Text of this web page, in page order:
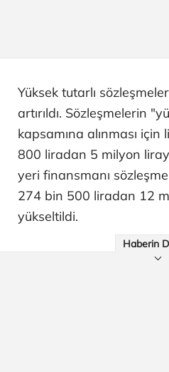
Yüksek tutarlı
artırıldı. Sözleşmelerin
kapsamına alınması
800 liradan 5 milyon
yeri finansmanı
274 bin 500 liradan 12
yükseltildi.
Haberin